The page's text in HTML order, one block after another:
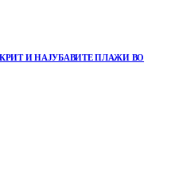
И НАЈУБАВИТЕ ПЛАЖИ ВО